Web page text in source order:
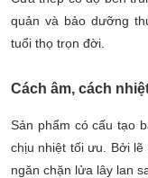
quản và bảo dưỡng
tuổi thọ trọn đời.
Cách âm, cách
Sản phẩm có cấu tạo
chịu nhiệt tối ưu. Bởi
ngăn chặn lửa lây lan